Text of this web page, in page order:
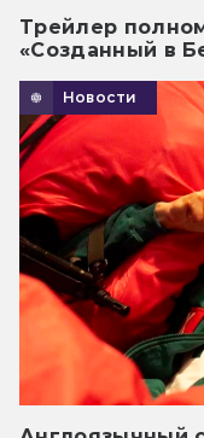
Трейлер
«Созданный в
Новости